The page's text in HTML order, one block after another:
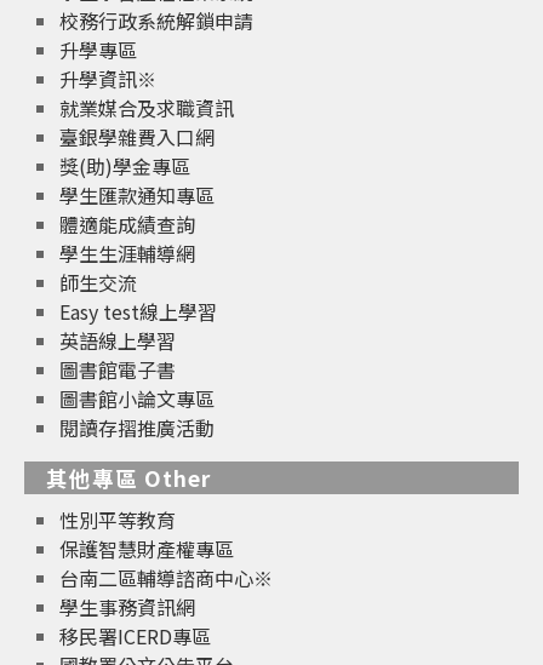
校務行政系統解鎖申請
升學專區
升學資訊※
就業媒合及求職資訊
臺銀學雜費入口網
獎(助)學金專區
學生匯款通知專區
體適能成績查詢
學生生涯輔導網
師生交流
Easy test線上學習
英語線上學習
圖書館電子書
圖書館小論文專區
閱讀存摺推廣活動
其他專區 Other
性別平等教育
保護智慧財產權專區
台南二區輔導諮商中心※
學生事務資訊網
移民署ICERD專區